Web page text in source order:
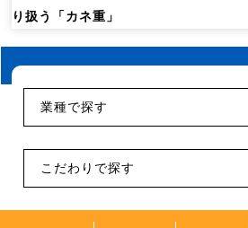
り扱う「カネ重」
業種で探す
こだわりで探す